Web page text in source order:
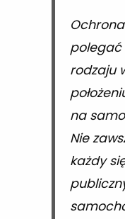
polegać
rodzaju
na
Nie
każdy